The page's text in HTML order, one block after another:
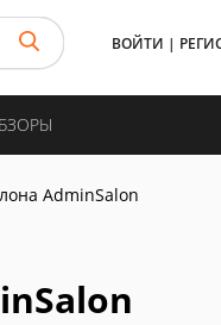
ВОЙТИ |
AdminSalon